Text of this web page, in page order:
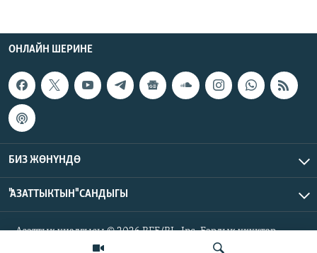
ОНЛАЙН ШЕРИНЕ
БИЗ ЖӨНҮНДӨ
"АЗАТТЫКТЫН" САНДЫГЫ
Азаттык үналгысы © 2026 RFE/RL, Inc. Бардык укуктар